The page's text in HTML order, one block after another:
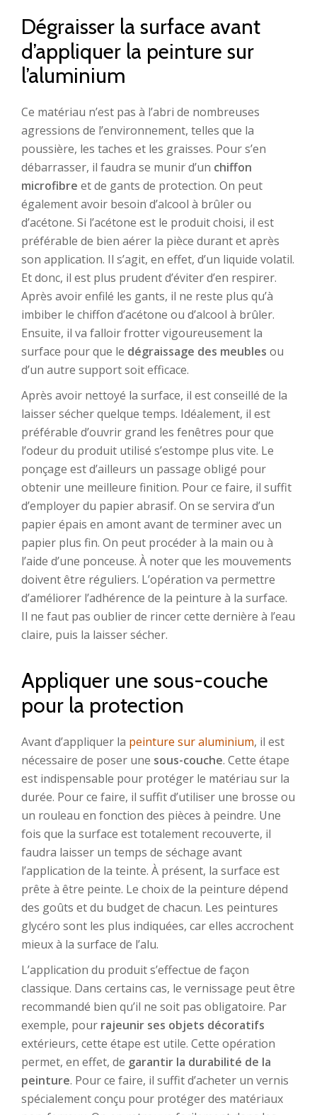
Dégraisser la surface avant
d’appliquer la peinture sur
l’aluminium
Ce matériau n’est pas à l’abri de nombreuses
agressions de l’environnement, telles que la
poussière, les taches et les graisses. Pour s’en
débarrasser, il faudra se munir d’un chiffon
microfibre et de gants de protection. On peut
également avoir besoin d’alcool à brûler ou
d’acétone. Si l’acétone est le produit choisi, il est
préférable de bien aérer la pièce durant et après
son application. Il s’agit, en effet, d’un liquide volatil.
Et donc, il est plus prudent d’éviter d’en respirer.
Après avoir enfilé les gants, il ne reste plus qu’à
imbiber le chiffon d’acétone ou d’alcool à brûler.
Ensuite, il va falloir frotter vigoureusement la
surface pour que le dégraissage des meubles ou
d’un autre support soit efficace.
Après avoir nettoyé la surface, il est conseillé de la
laisser sécher quelque temps. Idéalement, il est
préférable d’ouvrir grand les fenêtres pour que
l’odeur du produit utilisé s’estompe plus vite. Le
ponçage est d’ailleurs un passage obligé pour
obtenir une meilleure finition. Pour ce faire, il suffit
d’employer du papier abrasif. On se servira d’un
papier épais en amont avant de terminer avec un
papier plus fin. On peut procéder à la main ou à
l’aide d’une ponceuse. À noter que les mouvements
doivent être réguliers. L’opération va permettre
d’améliorer l’adhérence de la peinture à la surface.
Il ne faut pas oublier de rincer cette dernière à l’eau
claire, puis la laisser sécher.
Appliquer une sous-couche
pour la protection
Avant d’appliquer la peinture sur aluminium, il est
nécessaire de poser une sous-couche. Cette étape
est indispensable pour protéger le matériau sur la
durée. Pour ce faire, il suffit d’utiliser une brosse ou
un rouleau en fonction des pièces à peindre. Une
fois que la surface est totalement recouverte, il
faudra laisser un temps de séchage avant
l’application de la teinte. À présent, la surface est
prête à être peinte. Le choix de la peinture dépend
des goûts et du budget de chacun. Les peintures
glycéro sont les plus indiquées, car elles accrochent
mieux à la surface de l’alu.
L’application du produit s’effectue de façon
classique. Dans certains cas, le vernissage peut être
recommandé bien qu’il ne soit pas obligatoire. Par
exemple, pour rajeunir ses objets décoratifs
extérieurs, cette étape est utile. Cette opération
permet, en effet, de garantir la durabilité de la
peinture. Pour ce faire, il suffit d’acheter un vernis
spécialement conçu pour protéger des matériaux